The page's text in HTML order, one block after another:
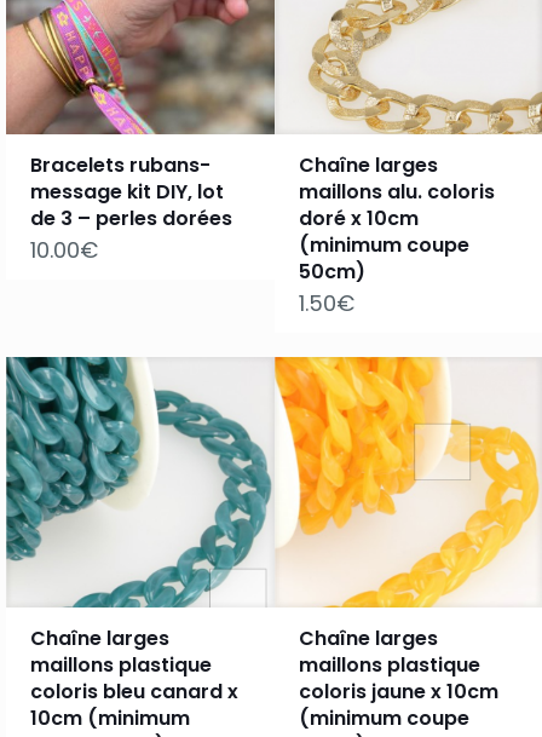
Bracelets rubans-
message kit DIY, lot
de 3 – perles dorées
10.00€
Chaîne larges
maillons alu. coloris
doré x 10cm
(minimum coupe
50cm)
1.50€
Chaîne larges
maillons plastique
coloris bleu canard x
10cm (minimum
Chaîne larges
maillons plastique
coloris jaune x 10cm
(minimum coupe